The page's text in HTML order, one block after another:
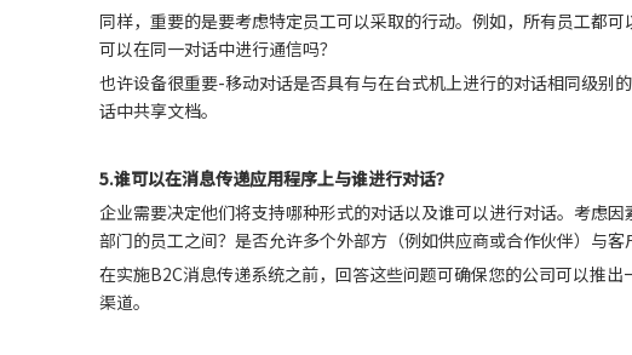
同样，重要的是要考虑特定员工可以采取的行动。例如，所有员工都
可以在同一对话中进行通信吗？
也许设备很重要-移动对话是否具有与在台式机上进行的对话相同级别
话中共享文档。
5.谁可以在消息传递应用程序上与谁进行对话？
企业需要决定他们将支持哪种形式的对话以及谁可以进行对话。考虑
部门的员工之间？是否允许多个外部方（例如供应商或合作伙伴）与
在实施B2C消息传递系统之前，回答这些问题可确保您的公司可以推
渠道。